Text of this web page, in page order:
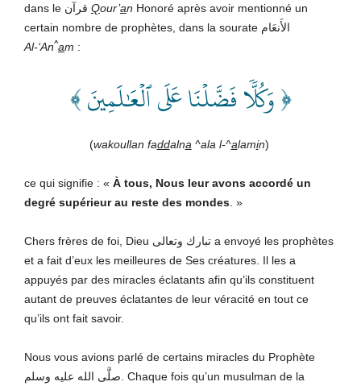
dans le قرآن Qour’an Honoré après avoir mentionné un
certain nombre de prophètes, dans la sourate الأَنعَام
Al-‘An^am :
﴿ وَكُلّٗا فَضَّلۡنَا عَلَى ٱلۡعَٰلَمِينَ ﴾
(wakoullan faddalna ^ala l-^alamin)
ce qui signifie : « À tous, Nous leur avons accordé un
degré supérieur au reste des mondes . »
Chers frères de foi, Dieu تبارك وتعالى a envoyé les prophètes
et a fait d’eux les meilleures de Ses créatures. Il les a
appuyés par des miracles éclatants afin qu’ils constituent
autant de preuves éclatantes de leur véracité en tout ce
qu’ils ont fait savoir.
Nous vous avions parlé de certains miracles du Prophète
صلَّى الله عليه وسلم. Chaque fois qu’un musulman de la